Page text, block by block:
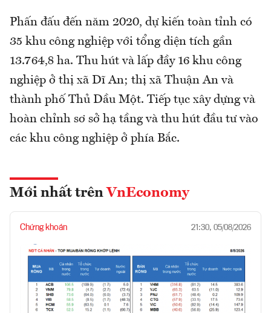
Phấn đấu đến năm 2020, dự kiến toàn tỉnh có
35 khu công nghiệp với tổng diện tích gần
13.764,8 ha. Thu hút và lấp đầy 16 khu công
nghiệp ở thị xã Dĩ An; thị xã Thuận An và
thành phố Thủ Dầu Một. Tiếp tục xây dựng và
hoàn chỉnh sơ sở hạ tầng và thu hút đầu tư vào
các khu công nghiệp ở phía Bắc.
Mới nhất trên VnEconomy
Chứng khoán 21:30, 05/08/2026